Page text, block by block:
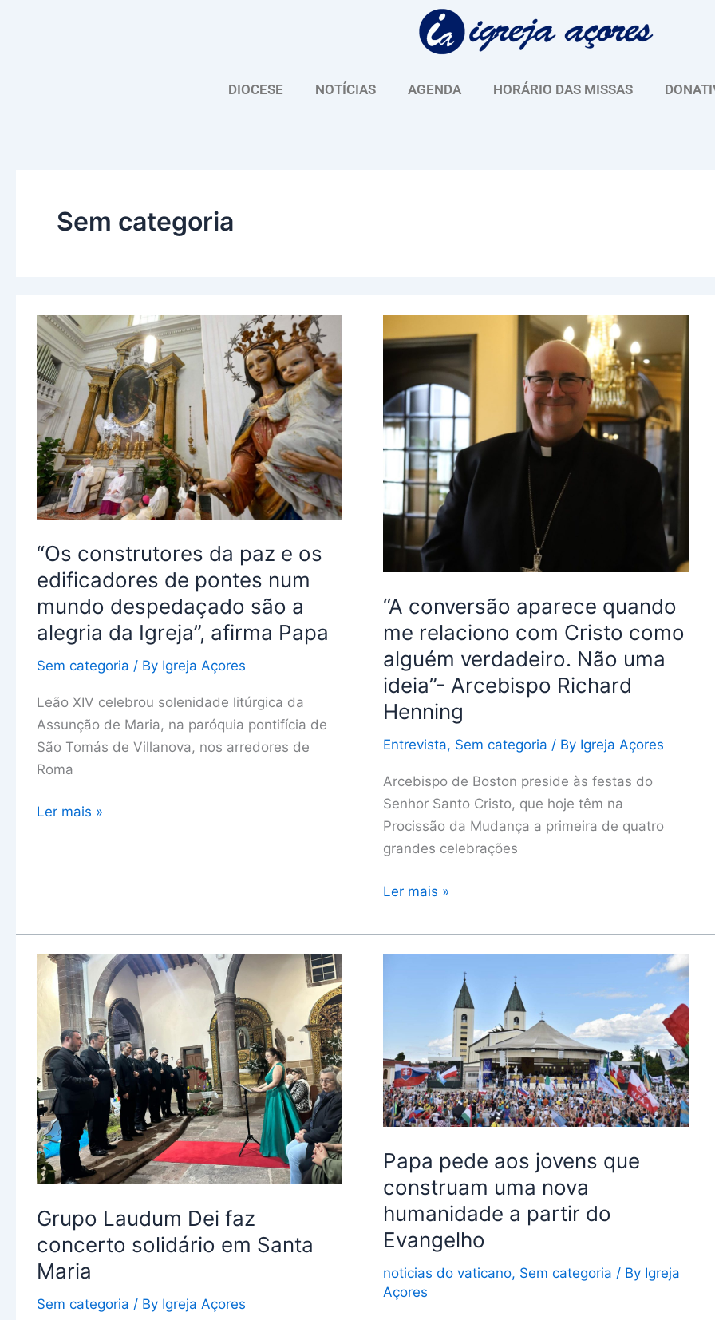
DIOCESE NOTÍCIAS AGENDA HORÁRIO DAS MISSAS
Sem categoria
“Os construtores da paz e os
edificadores de pontes num
mundo despedaçado são a
alegria da Igreja”, afirma Papa
Sem categoria / By Igreja Açores
Leão XIV celebrou solenidade litúrgica da
Assunção de Maria, na paróquia pontifícia de
São Tomás de Villanova, nos arredores de
Roma
“Os
construtores
da
paz
e
os
edificadores
de
pontes
mundo
despedaçado
a
alegria
da
afirma
Papa
Ler mais »
“A conversão aparece quando
me relaciono com Cristo como
alguém verdadeiro. Não uma
ideia”- Arcebispo Richard
Henning
Entrevista, Sem categoria / By Igreja Açores
Arcebispo de Boston preside às festas do
Senhor Santo Cristo, que hoje têm na
Procissão da Mudança a primeira de quatro
grandes celebrações
conversão
aparece
quando
me
relaciono
com
Cristo
como
alguém
verdadeiro.
Não
ideia”-
Arcebispo
Richard
Henning
Ler mais »
Grupo Laudum Dei faz
concerto solidário em Santa
Maria
Sem categoria / By Igreja Açores
Grupo
Laudum
concerto
solidário
em
Santa
Maria
Papa pede aos jovens que
construam uma nova
humanidade a partir do
Evangelho
noticias do vaticano, Sem categoria / By Igreja
Açores
que
construam
uma
nova
a
partir
do
Evangelho